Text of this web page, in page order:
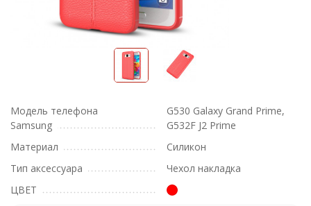
Модель телефона
Samsung
G530 Galaxy Grand Prime,
G532F J2 Prime
Материал
Силикон
Тип аксессуара
Чехол накладка
ЦВЕТ